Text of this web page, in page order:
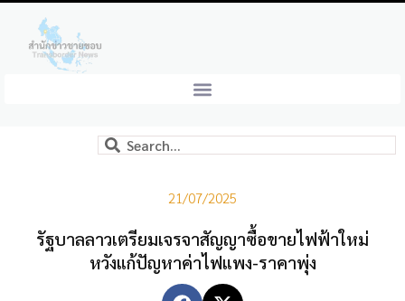
21/07/2025
รัฐบาลลาวเตรียมเจรจาสัญญาซื้อขายไฟฟ้าใหม่
หวังแก้ปัญหาค่าไฟแพง-ราคาพุ่ง